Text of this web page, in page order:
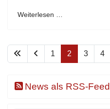
Weiterlesen …
1 2 3 4
News als RSS-Feed